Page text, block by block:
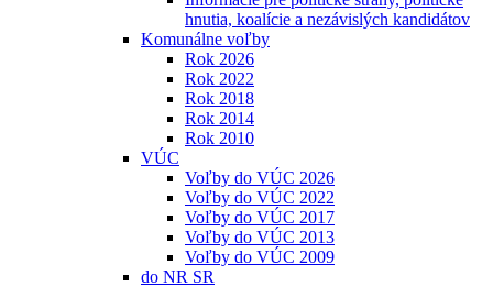
hnutia, koalície a nezávislých kandidátov
Komunálne voľby
Rok 2026
Rok 2022
Rok 2018
Rok 2014
Rok 2010
VÚC
Voľby do VÚC 2026
Voľby do VÚC 2022
Voľby do VÚC 2017
Voľby do VÚC 2013
Voľby do VÚC 2009
do NR SR